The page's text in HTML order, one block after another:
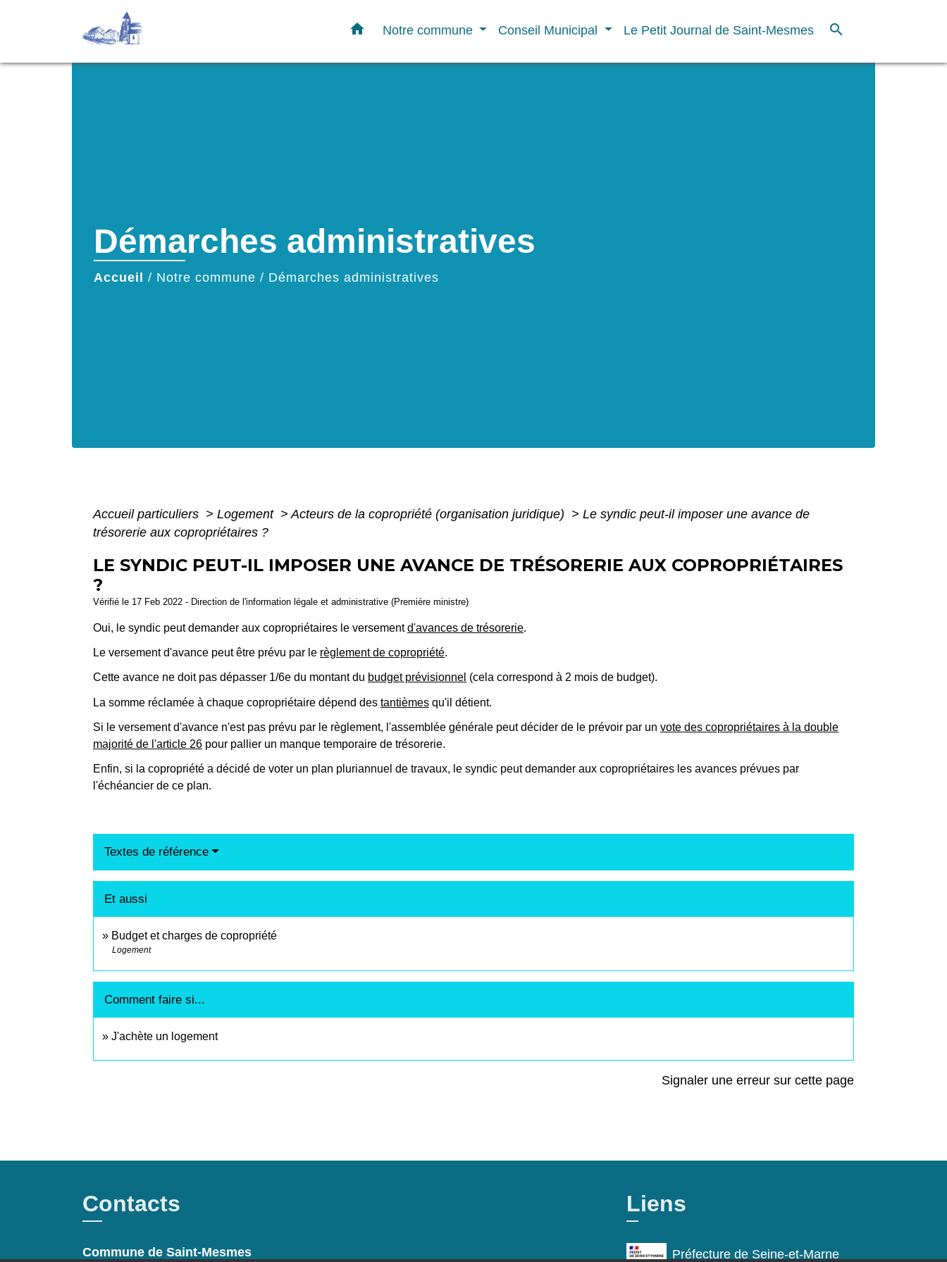
home Notre commune Conseil Municipal Le Petit Journal de Saint-Mesmes search
Démarches administratives
Accueil / Notre commune / Démarches administratives
Accueil particuliers > Logement > Acteurs de la copropriété (organisation juridique) > Le syndic peut-il imposer une avance de
trésorerie aux copropriétaires ?
LE SYNDIC PEUT-IL IMPOSER UNE AVANCE DE TRÉSORERIE AUX COPROPRIÉTAIRES
?
Vérifié le 17 Feb 2022 - Direction de l'information légale et administrative (Première ministre)
Oui, le syndic peut demander aux copropriétaires le versementd'avances de trésorerie.
Le versement d'avance peut être prévu par le règlement de copropriété.
Cette avance ne doit pas dépasser 1/6e du montant du budget prévisionnel (cela correspond à 2 mois de budget).
La somme réclamée à chaque copropriétaire dépend des tantièmes qu'il détient.
Si le versement d'avance n'est pas prévu par le règlement, l'assemblée générale peut décider de le prévoir par un vote des copropriétaires à la double
majorité de l'article 26 pour pallier un manque temporaire de trésorerie.
Enfin, si la copropriété a décidé de voter un plan pluriannuel de travaux, le syndic peut demander aux copropriétaires les avances prévues par
l'échéancier de ce plan.
Textes de référence
Et aussi
Budget et charges de copropriété
Logement
Comment faire si...
J'achète un logement
Signaler une erreur sur cette page
Contacts
Commune de Saint-Mesmes
Liens
Préfecture de Seine-et-Marne